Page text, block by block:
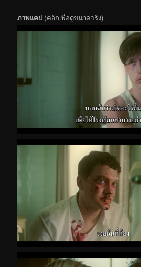
ภาพแคป (คลิกเพื่อดูขนาดจริง)